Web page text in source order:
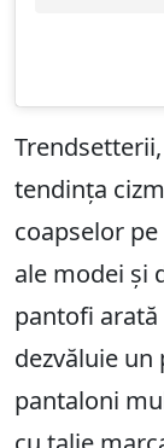
tendința
coapselor
ale modei și
pantofi
dezvăluie un
pantaloni